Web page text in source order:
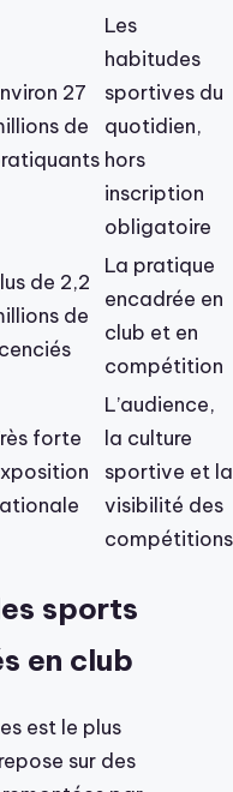
27
de
Les
habitudes
sportives du
quotidien,
hors
inscription
obligatoire
de 2,2
de
La pratique
encadrée en
club et en
compétition
forte
L’audience,
la culture
sportive et la
visibilité des
compétitions
sports
en club
est le plus
sur des